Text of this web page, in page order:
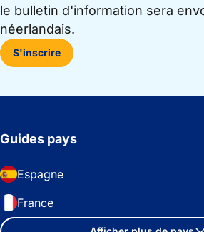
le bulletin d'information sera
néerlandais.
S'inscrire
Guides pays
Espagne
France